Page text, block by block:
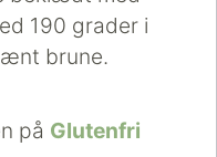
190 grader i
brune.
på Glutenfri